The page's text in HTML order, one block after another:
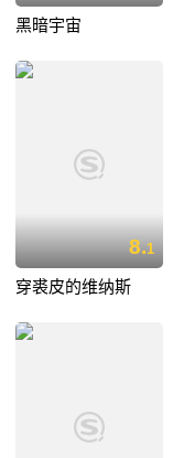
黑暗宇宙
8.1
穿裘皮的维纳斯